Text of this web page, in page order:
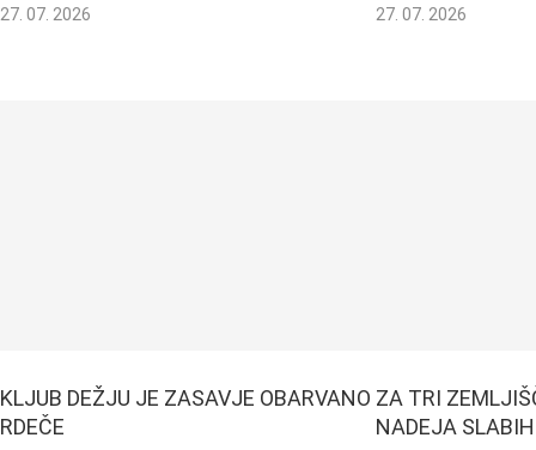
27. 07. 2026 27. 07. 2026
KLJUB DEŽJU JE ZASAVJE OBARVANO
RDEČE
ZA TRI
NADEJA